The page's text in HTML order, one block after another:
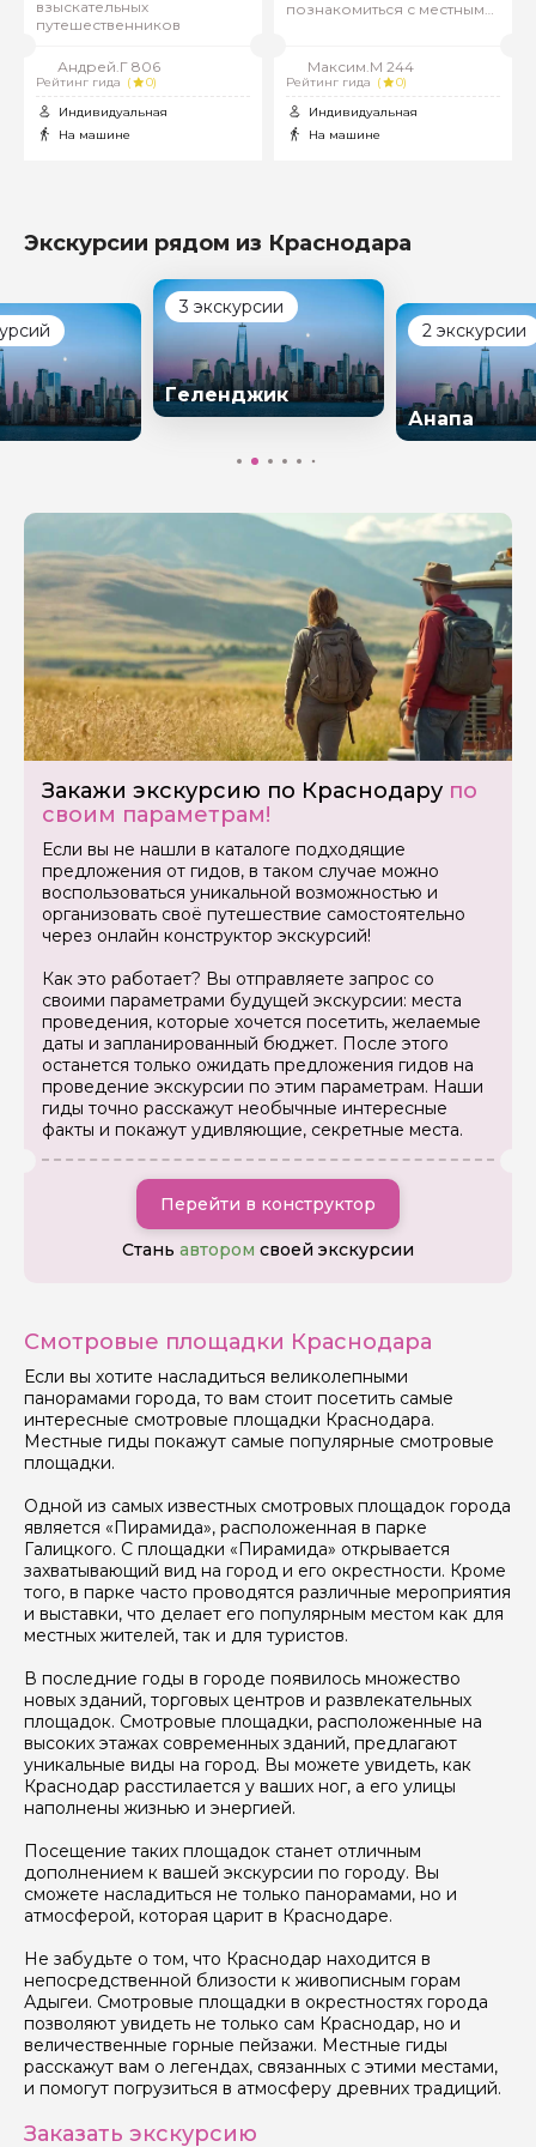
взыскательных
путешественников
Андрей.Г 806
Рейтинг гида (
0)
Индивидуальная
На машине
познакомиться с местными
Максим.М 244
Рейтинг гида (
0)
Индивидуальная
На машине
Экскурсии рядом из Краснодара
3 экскурсии
Геленджик
2 экскурсии
Анапа
Закажи экскурсию по Краснодару по
своим параметрам!
Если вы не нашли в каталоге подходящие
предложения от гидов, в таком случае можно
воспользоваться уникальной возможностью и
организовать своё путешествие самостоятельно
через онлайн конструктор экскурсий!
Как это работает? Вы отправляете запрос со
своими параметрами будущей экскурсии: места
проведения, которые хочется посетить, желаемые
даты и запланированный бюджет. После этого
останется только ожидать предложения гидов на
проведение экскурсии по этим параметрам. Наши
гиды точно расскажут необычные интересные
факты и покажут удивляющие, секретные места.
Перейти в конструктор
Стань автором своей экскурсии
Смотровые площадки Краснодара
Если вы хотите насладиться великолепными
панорамами города, то вам стоит посетить самые
интересные смотровые площадки Краснодара.
Местные гиды покажут самые популярные смотровые
площадки.
Одной из самых известных смотровых площадок города
является «Пирамида», расположенная в парке
Галицкого. С площадки «Пирамида» открывается
захватывающий вид на город и его окрестности. Кроме
того, в парке часто проводятся различные мероприятия
и выставки, что делает его популярным местом как для
местных жителей, так и для туристов.
В последние годы в городе появилось множество
новых зданий, торговых центров и развлекательных
площадок. Смотровые площадки, расположенные на
высоких этажах современных зданий, предлагают
уникальные виды на город. Вы можете увидеть, как
Краснодар расстилается у ваших ног, а его улицы
наполнены жизнью и энергией.
Посещение таких площадок станет отличным
дополнением к вашей экскурсии по городу. Вы
сможете насладиться не только панорамами, но и
атмосферой, которая царит в Краснодаре.
Не забудьте о том, что Краснодар находится в
непосредственной близости к живописным горам
Адыгеи. Смотровые площадки в окрестностях города
позволяют увидеть не только сам Краснодар, но и
величественные горные пейзажи. Местные гиды
расскажут вам о легендах, связанных с этими местами,
и помогут погрузиться в атмосферу древних традиций.
Заказать экскурсию
Задайте свой вопрос гиду
Ваша электронная почта
Ваш номер телефона
Вопросы и комментарии
Если у вас есть интересующие вопросы, можете их
задать
Я даю своё согласие на обработку персональных
данных